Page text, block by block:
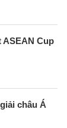
ASEAN Cup
châu Á